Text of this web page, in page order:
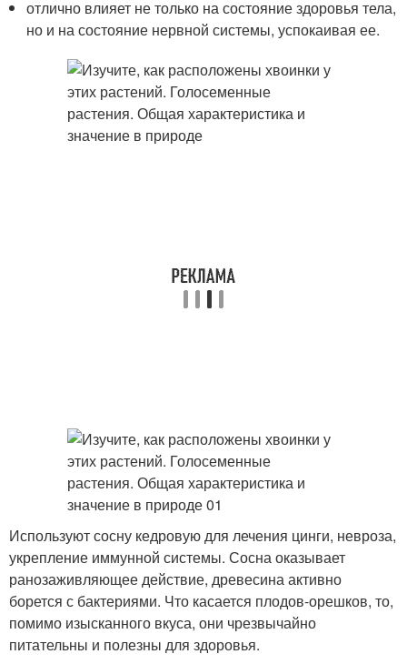
отлично влияет не только на состояние здоровья тела,
но и на состояние нервной системы, успокаивая ее.
Используют сосну кедровую для лечения цинги, невроза,
укрепление иммунной системы. Сосна оказывает
ранозаживляющее действие, древесина активно
борется с бактериями. Что касается плодов-орешков, то,
помимо изысканного вкуса, они чрезвычайно
питательны и полезны для здоровья.